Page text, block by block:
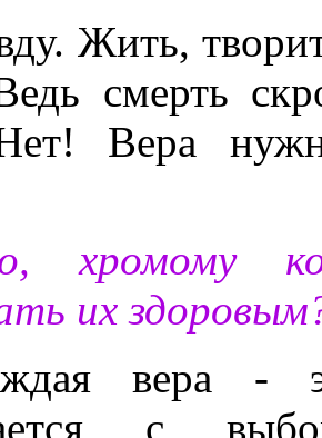
Жить,
смерть
Вера
хромому
их
вера -
с